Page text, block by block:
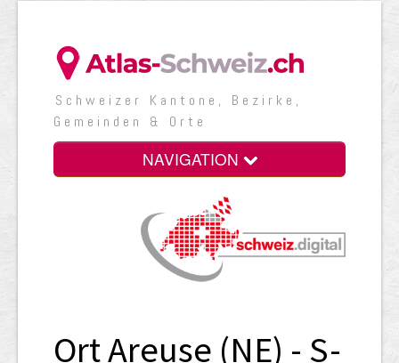
Schweizer Kantone, Bezirke,
Gemeinden & Orte
NAVIGATION
Ort Areuse (NE) - S-